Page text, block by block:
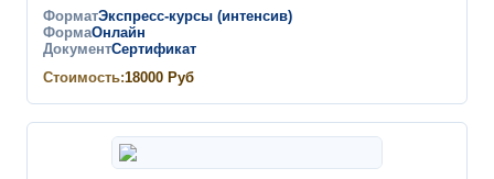
ФорматЭкспресс-курсы (интенсив)
ФормаОнлайн
ДокументСертификат
Стоимость:18000 Руб